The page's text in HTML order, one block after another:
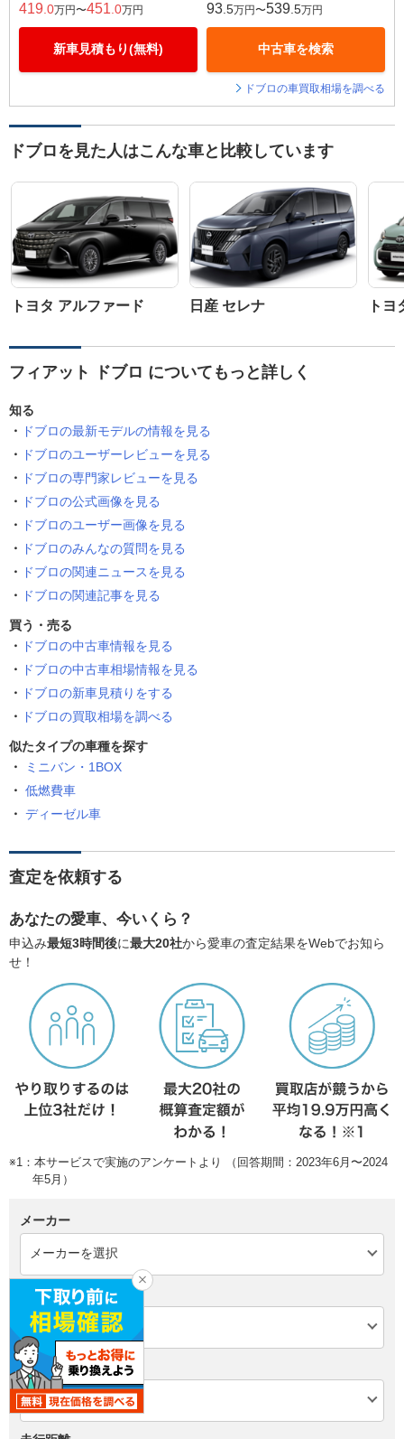
419 .0万円〜451 .0万円
新車見積もり(無料)
93 .5万円〜539 .5万円
中古車を検索
ドブロの車買取相場を調べる
ドブロを見た人はこんな車と比較しています
トヨタ アルファード 日産 セレナ ト
フィアット ドブロ についてもっと詳しく
知る
ドブロの最新モデルの情報を見る
ドブロのユーザーレビューを見る
ドブロの専門家レビューを見る
ドブロの公式画像を見る
ドブロのユーザー画像を見る
ドブロのみんなの質問を見る
ドブロの関連ニュースを見る
ドブロの関連記事を見る
買う・売る
ドブロの中古車情報を見る
ドブロの中古車相場情報を見る
ドブロの新車見積りをする
ドブロの買取相場を調べる
似たタイプの車種を探す
ミニバン・1BOX
低燃費車
ディーゼル車
査定を依頼する
あなたの愛車、今いくら？
申込み最短3時間後に最大20社から愛車の査定結果をWebでお知ら
せ！
※1：本サービスで実施のアンケートより （回答期間：2023年6月〜2024
年5月）
メーカー
モデル
年式